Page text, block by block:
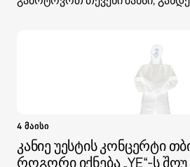
4 მაისი
კანიე უესტის კონცერტი
როგორი იქნება „YE“-ს